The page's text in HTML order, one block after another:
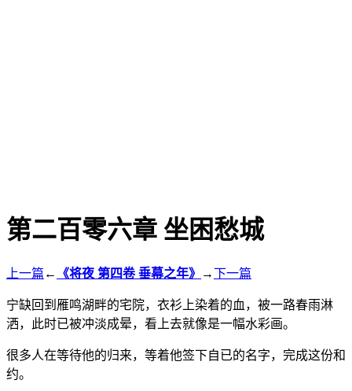
第二百零六章 坐困愁城
上一篇 ← 《将夜 第四卷 垂幕之年》 →下一篇
宁缺回到雁鸣湖畔的宅院，衣衫上染着的血，被一路春雨淋
洒，此时已被冲淡成晕，看上去就像是一幅水彩画。
很多人在等待他的归来，等着他签下自已的名字，完成这份和
约。